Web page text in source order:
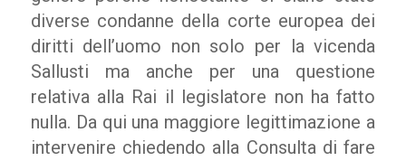
diverse condanne della corte europea dei
diritti dell’uomo non solo per la vicenda
Sallusti ma anche per una questione
relativa alla Rai il legislatore non ha fatto
nulla. Da qui una maggiore legittimazione a
intervenire chiedendo alla Consulta di fare